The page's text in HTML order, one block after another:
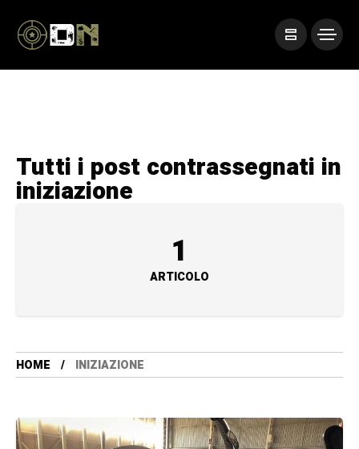
Tutti i post contrassegnati in
iniziazione
1
ARTICOLO
HOME INIZIAZIONE